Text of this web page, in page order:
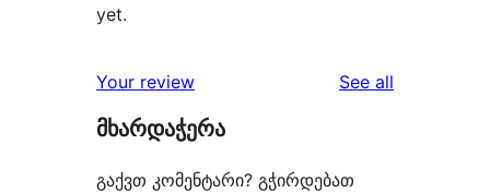
yet.
Your review See all
მხარდაჭერა
გაქვთ კომენტარი? გჭირდებათ